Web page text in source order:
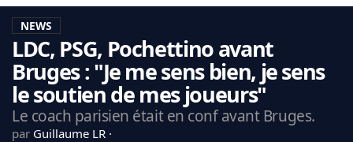
LA CHARTE
VIE PRIVÉE
CGU
CONTACTEZ-NOUS
NEWS
LDC, PSG, Pochettino avant
Bruges : "Je me sens bien, je sens
le soutien de mes joueurs"
Le coach parisien était en conf avant Bruges.
par Guillaume LR